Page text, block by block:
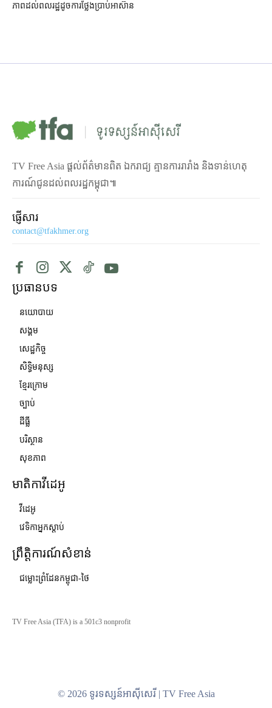
ភាព​ដល់​ពលរដ្ឋ​ដូច​ការ​ថ្លែង​ប្រាប់​អាស៊ាន
TV Free Asia ផ្ដល់ព័ត៌មានពិត ឯករាជ្យ គ្មានការរារាំង និងទាន់ហេតុ
ការណ៍ជូនដល់ពលរដ្ឋកម្ពុជា៕
ផ្ញើសារ
contact@tfakhmer.org
ប្រធានបទ
នយោបាយ
សង្គម
សេដ្ឋកិច្ច
សិទ្ធិមនុស្ស
ខ្មែរក្រោម
ច្បាប់
ដីធ្លី
បរិស្ថាន
សុខភាព
មាតិកាវីដេអូ
វីដេអូ
វេទិកាអ្នកស្ដាប់
ព្រឹត្តិការណ៍សំខាន់
ជម្លោះព្រំដែនកម្ពុជា-ថៃ
TV Free Asia (TFA) is a 501c3 nonprofit
© 2026 ទូរទស្សន៍អាស៊ីសេរី | TV Free Asia